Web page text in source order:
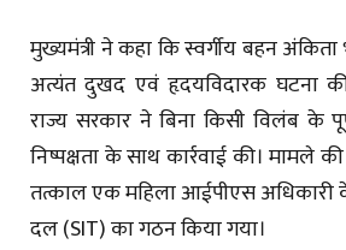
मुख्यमंत्री ने कहा कि स्वर्गीय बहन
अत्यंत दुखद एवं हृदयविदारक घटना
राज्य सरकार ने बिना किसी विलंब के
निष्पक्षता के साथ कार्रवाई की। मामले
तत्काल एक महिला आईपीएस अधिकारी
दल (SIT) का गठन किया गया।